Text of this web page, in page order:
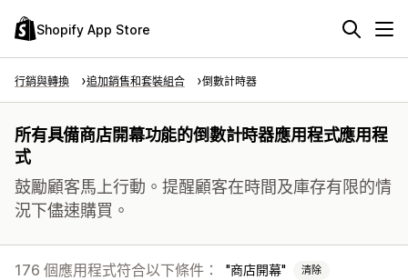
Shopify App Store
行銷與轉換 追加銷售和套裝組合 倒數計時器
所有具備商店開幕功能的倒數計時器應用程式應用程
式
鼓勵顧客馬上行動。提醒顧客在時間及庫存有限的情
況下儘速購買。
176 個應用程式符合以下條件： 商店開幕 清除